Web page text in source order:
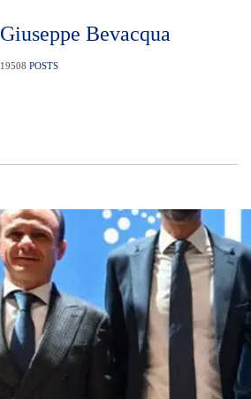
Giuseppe Bevacqua
19508 POSTS